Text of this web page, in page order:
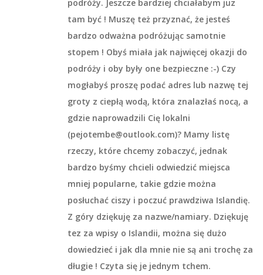
podróży. Jeszcze bardziej chciałabym juz
tam być ! Muszę też przyznać, że jesteś
bardzo odważna podróżując samotnie
stopem ! Obyś miała jak najwięcej okazji do
podróży i oby były one bezpieczne :-) Czy
mogłabyś proszę podać adres lub nazwę tej
groty z ciepłą wodą, która znalazłaś nocą, a
gdzie naprowadzili Cię lokalni
(pejotembe@outlook.com)? Mamy listę
rzeczy, które chcemy zobaczyć, jednak
bardzo byśmy chcieli odwiedzić miejsca
mniej popularne, takie gdzie można
posłuchać ciszy i poczuć prawdziwa Islandię.
Z góry dziękuję za nazwe/namiary. Dziękuję
tez za wpisy o Islandii, można się dużo
dowiedzieć i jak dla mnie nie są ani trochę za
długie ! Czyta się je jednym tchem.